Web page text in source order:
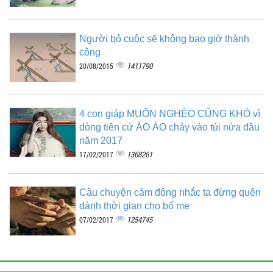
Người bỏ cuộc sẽ không bao giờ thành
công
20/08/2015 1411790
4 con giáp MUỐN NGHÈO CŨNG KHÓ vì
dòng tiền cứ ÀO ÀO chảy vào túi nửa đầu
năm 2017
17/02/2017 1368261
Câu chuyện cảm động nhắc ta đừng quên
dành thời gian cho bố mẹ
07/02/2017 1254745